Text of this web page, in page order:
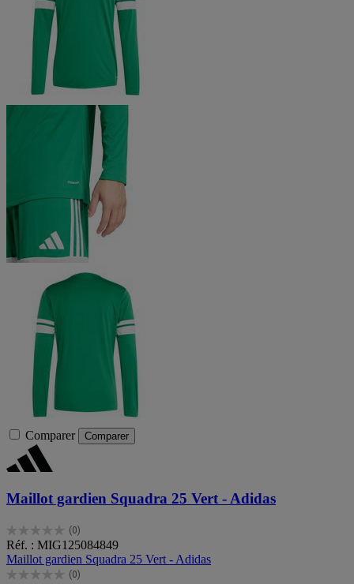
Comparer Comparer
Maillot gardien Squadra 25 Vert - Adidas
(0)
0.0
sur
5
étoiles.
Réf. : MIG125084849
Maillot gardien Squadra 25 Vert - Adidas
(0)
0.0